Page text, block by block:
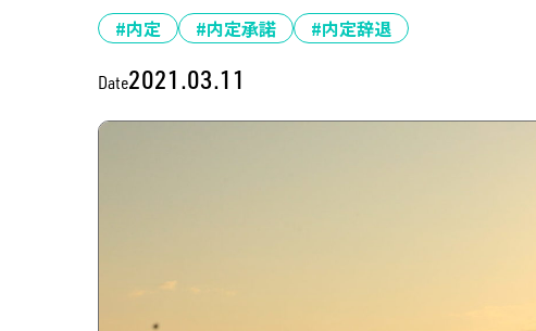
#内定 #内定承諾 #内定辞退
Date2021.03.11